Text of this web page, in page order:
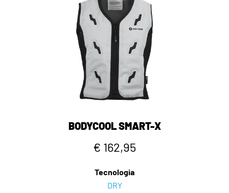
gamma di cinque temperature da 6,5°C / 44°F a 29°C /
84°F, offrono un raffreddamento preciso e costante su
misura per le vostre esigenze.
Scegliete INUTEQ per una tecnologia refrigerante
avanzata che mantiene la temperatura corporea sotto
controllo e la mente concentrata, indipendentemente
dall'aumento della temperatura. Sconfiggete il caldo con
BODYCOOL SMART-X
€ 162,95
Tecnologia
DRY